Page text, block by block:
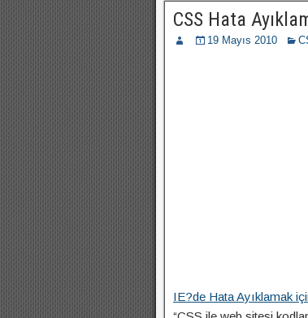
CSS Hata
19 Mayıs 2010
IE?de Hata Ayıklamak